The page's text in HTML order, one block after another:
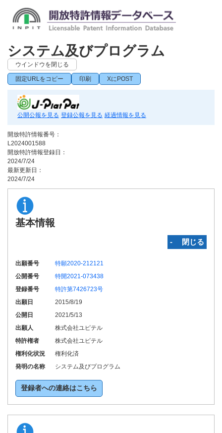
システム及びプログラム
ウインドウを閉じる
固定URLをコピー 印刷 XにPOST
公開公報を見る 登録公報を見る 経過情報を見る
開放特許情報番号：
L2024001588
開放特許情報登録日：
2024/7/24
最新更新日：
2024/7/24
基本情報
‐ 閉じる
出願番号
特願2020-212121
公開番号
特開2021-073438
登録番号
特許第7426723号
出願日
2015/8/19
公開日
2021/5/13
出願人
株式会社ユピテル
特許権者
株式会社ユピテル
権利化状況
権利化済
発明の名称
システム及びプログラム
登録者への連絡はこちら